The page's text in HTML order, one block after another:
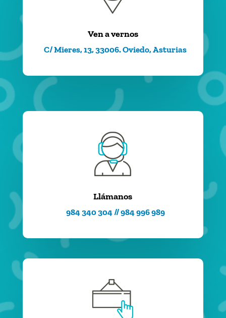
Ven a vernos
C/ Mieres, 13, 33006. Oviedo, Asturias
Llámanos
984 340 304 // 984 996 989